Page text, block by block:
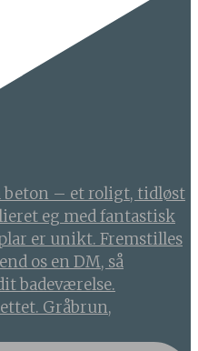
Gråbrun,